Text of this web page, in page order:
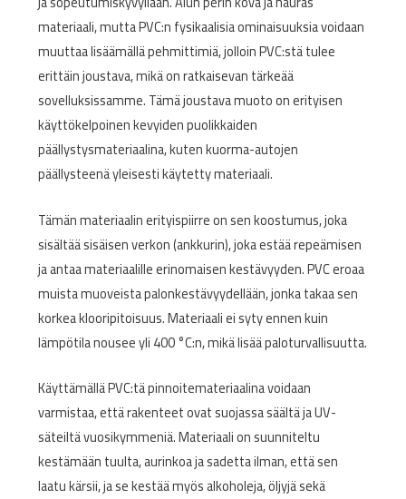
materiaali, mutta PVC:n fysikaalisia ominaisuuksia voidaan
muuttaa lisäämällä pehmittimiä, jolloin PVC:stä tulee
erittäin joustava, mikä on ratkaisevan tärkeää
sovelluksissamme. Tämä joustava muoto on erityisen
käyttökelpoinen kevyiden puolikkaiden
päällystysmateriaalina, kuten kuorma-autojen
päällysteenä yleisesti käytetty materiaali.
Tämän materiaalin erityispiirre on sen koostumus, joka
sisältää sisäisen verkon (ankkurin), joka estää repeämisen
ja antaa materiaalille erinomaisen kestävyyden. PVC eroaa
muista muoveista palonkestävyydellään, jonka takaa sen
korkea klooripitoisuus. Materiaali ei syty ennen kuin
lämpötila nousee yli 400 °C:n, mikä lisää paloturvallisuutta.
Käyttämällä PVC:tä pinnoitemateriaalina voidaan
varmistaa, että rakenteet ovat suojassa säältä ja UV-
säteiltä vuosikymmeniä. Materiaali on suunniteltu
kestämään tuulta, aurinkoa ja sadetta ilman, että sen
laatu kärsii, ja se kestää myös alkoholeja, öljyjä sekä